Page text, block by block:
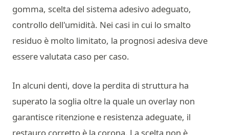
gomma, scelta del sistema adesivo adeguato,
controllo dell'umidità. Nei casi in cui lo smalto
residuo è molto limitato, la prognosi adesiva deve
essere valutata caso per caso.
In alcuni denti, dove la perdita di struttura ha
superato la soglia oltre la quale un overlay non
garantisce ritenzione e resistenza adeguate, il